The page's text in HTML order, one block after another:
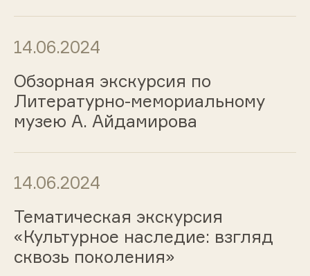
14.06.2024
Обзорная экскурсия по
Литературно-мемориальному
музею А. Айдамирова
14.06.2024
Тематическая экскурсия
«Культурное наследие: взгляд
сквозь поколения»